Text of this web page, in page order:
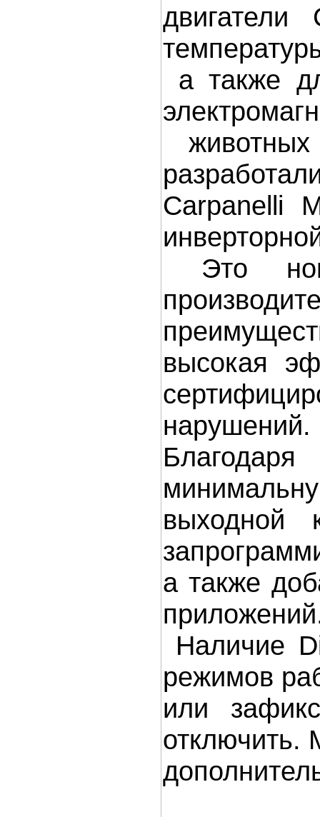
а также
Carpanelli
Это
высокая
нарушений.
выходной
а также
Наличие
режимов
или
отключить.